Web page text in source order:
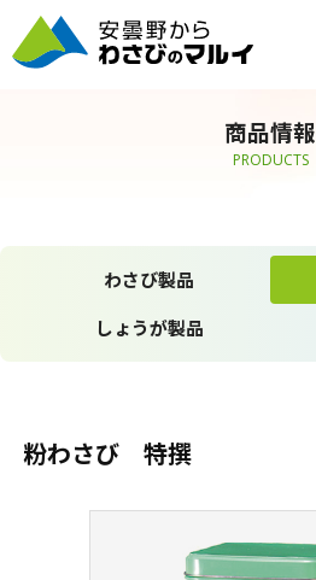
商品情報
PRODUCTS
わさび製品
しょうが製品
粉わさび 特撰